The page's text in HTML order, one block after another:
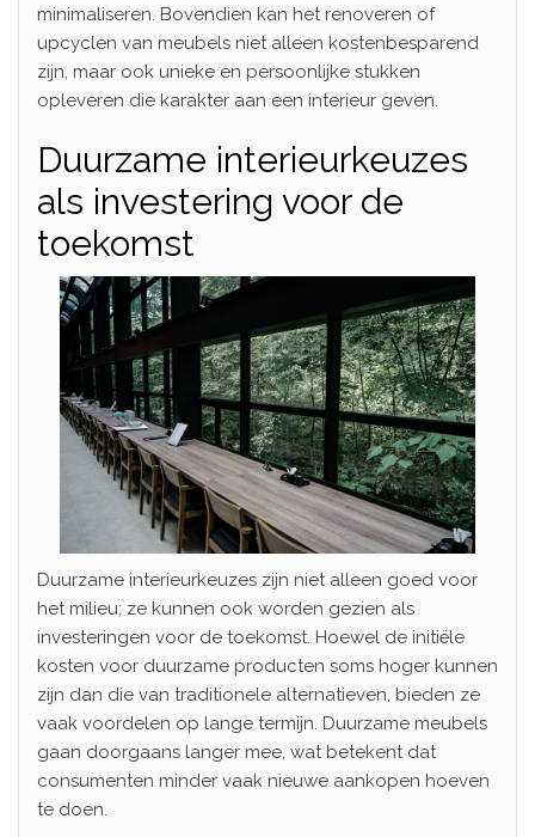
minimaliseren. Bovendien kan het renoveren of
upcyclen van meubels niet alleen kostenbesparend
zijn, maar ook unieke en persoonlijke stukken
opleveren die karakter aan een interieur geven.
Duurzame interieurkeuzes
als investering voor de
toekomst
Duurzame interieurkeuzes zijn niet alleen goed voor
het milieu; ze kunnen ook worden gezien als
investeringen voor de toekomst. Hoewel de initiële
kosten voor duurzame producten soms hoger kunnen
zijn dan die van traditionele alternatieven, bieden ze
vaak voordelen op lange termijn. Duurzame meubels
gaan doorgaans langer mee, wat betekent dat
consumenten minder vaak nieuwe aankopen hoeven
te doen.